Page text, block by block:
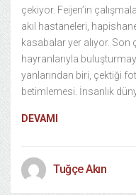
çekiyor. Feijen’in
akıl hastaneleri,
kasabalar yer alıyor. Son
hayranlarıyla
yanlarından biri, çektiği
betimlemesi. İnsanlık
DEVAMI
Tuğçe Akın